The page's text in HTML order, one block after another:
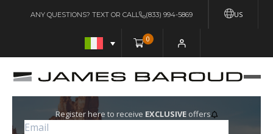
US
ANY QUESTIONS? TEXT OR CALL (833) 994-5869
0
Register here to receive EXCLUSIVEoffers